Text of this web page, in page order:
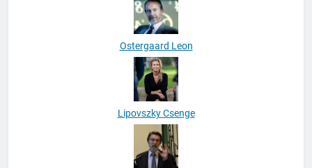
Ostergaard Leon
Lipovszky Csenge